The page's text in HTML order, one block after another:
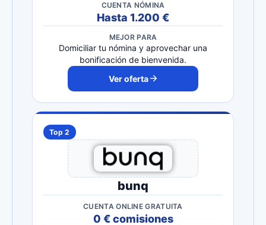
CUENTA NÓMINA
Hasta 1.200 €
MEJOR PARA
Domiciliar tu nómina y aprovechar una
bonificación de bienvenida.
Ver oferta
Top 2
bunq
CUENTA ONLINE GRATUITA
0 € comisiones